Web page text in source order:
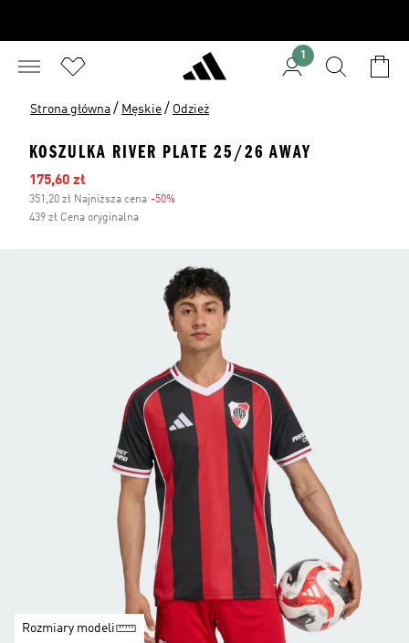
1
Strona główna / Męskie / Odzież
KOSZULKA RIVER PLATE 25/26 AWAY
Ceny na wyprzedaży
175,60 zł
351,20 zł Najniższa cena -50%
439 zł Cena oryginalna
Rozmiary modeli